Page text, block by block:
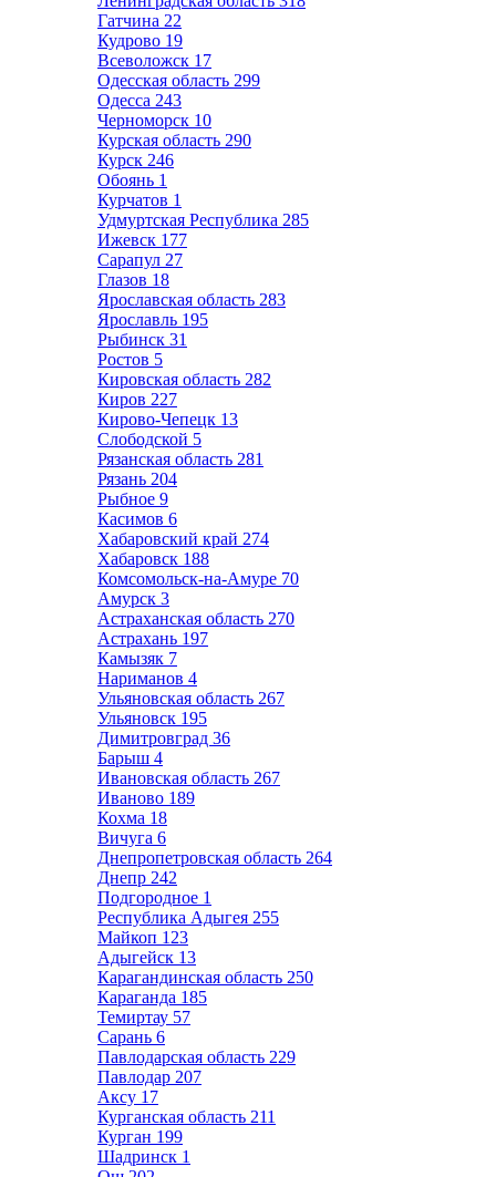
Гатчина 22
Кудрово 19
Всеволожск 17
Одесская область 299
Одесса 243
Черноморск 10
Курская область 290
Курск 246
Обоянь 1
Курчатов 1
Удмуртская Республика 285
Ижевск 177
Сарапул 27
Глазов 18
Ярославская область 283
Ярославль 195
Рыбинск 31
Ростов 5
Кировская область 282
Киров 227
Кирово-Чепецк 13
Слободской 5
Рязанская область 281
Рязань 204
Рыбное 9
Касимов 6
Хабаровский край 274
Хабаровск 188
Комсомольск-на-Амуре 70
Амурск 3
Астраханская область 270
Астрахань 197
Камызяк 7
Нариманов 4
Ульяновская область 267
Ульяновск 195
Димитровград 36
Барыш 4
Ивановская область 267
Иваново 189
Кохма 18
Вичуга 6
Днепропетровская область 264
Днепр 242
Подгородное 1
Республика Адыгея 255
Майкоп 123
Адыгейск 13
Карагандинская область 250
Караганда 185
Темиртау 57
Сарань 6
Павлодарская область 229
Павлодар 207
Аксу 17
Курганская область 211
Курган 199
Шадринск 1